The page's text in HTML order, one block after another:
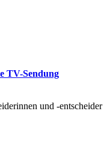
TV-Sendung
und -entscheider